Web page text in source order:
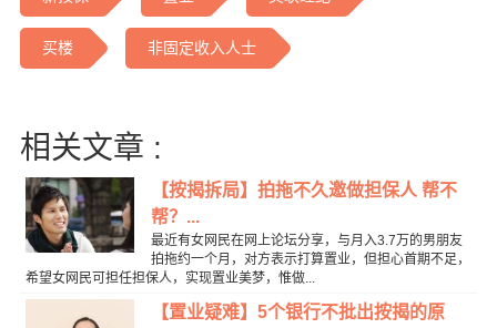
买楼 非固定收入人士
相关文章 :
【按揭拆局】拍拖不久邀做担保人 帮不
帮？...
最近有女网民在网上论坛分享，与月入3.7万的男朋友
拍拖约一个月，对方表示打算置业，但担心首期不足，
希望女网民可担任担保人，实现置业美梦，惟做...
【置业疑难】5个银行不批出按揭的原